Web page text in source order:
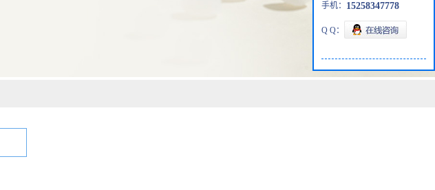
手机： 15258347778
Q Q：